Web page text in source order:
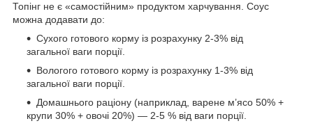
Топінг не є «самостійним» продуктом харчування. Соус
можна додавати до:
Сухого готового корму із розрахунку 2-3% від
загальної ваги порції.
Вологого готового корму із розрахунку 1-3% від
загальної ваги порції.
Домашнього раціону (наприклад, варене м’ясо 50% +
крупи 30% + овочі 20%) — 2-5 % від ваги порції.